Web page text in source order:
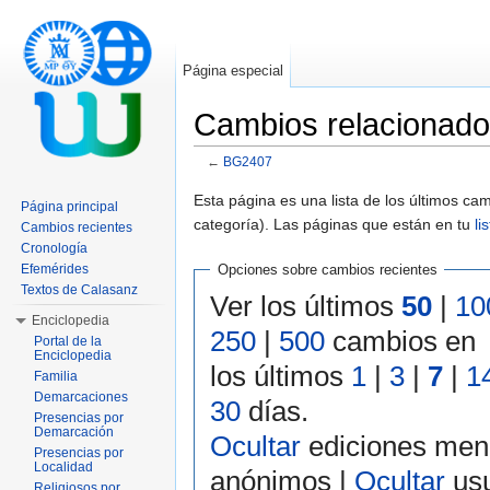
Cambios
← BG2407
Esta página es una lista de los últimos
categoría). Las páginas que están en tu
Opciones sobre cambios recientes
Ver los últimos 50 |
250 | 500 cambios en
los últimos 1 | 3 | 7 |
30 días.
Ocultar ediciones
anónimos | Ocultar
Página especial
Página principal
Cambios recientes
Cronología
Efemérides
Textos de Calasanz
Enciclopedia
Portal de la
Enciclopedia
Familia
Demarcaciones
Presencias por
Demarcación
Presencias por
Localidad